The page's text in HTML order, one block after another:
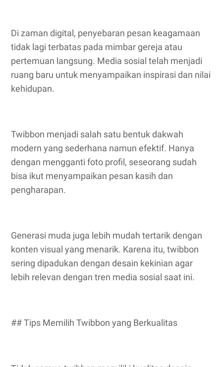
Di zaman digital, penyebaran pesan keagamaan
tidak lagi terbatas pada mimbar gereja atau
pertemuan langsung. Media sosial telah menjadi
ruang baru untuk menyampaikan inspirasi dan nilai
kehidupan.
Twibbon menjadi salah satu bentuk dakwah
modern yang sederhana namun efektif. Hanya
dengan mengganti foto profil, seseorang sudah
bisa ikut menyampaikan pesan kasih dan
pengharapan.
Generasi muda juga lebih mudah tertarik dengan
konten visual yang menarik. Karena itu, twibbon
sering dipadukan dengan desain kekinian agar
lebih relevan dengan tren media sosial saat ini.
## Tips Memilih Twibbon yang Berkualitas